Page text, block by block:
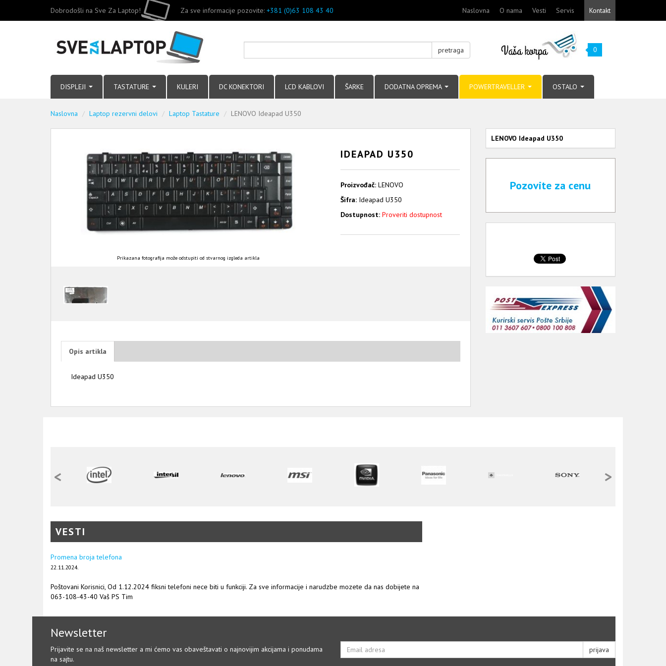
Dobrodošli na Sve Za Laptop! Za sve informacije pozovite: +381 (0)63 108 43 40 Naslovna O nama Vesti Servis Kontakt
pretraga 0
DISPLEJI TASTATURE KULERI DC KONEKTORI LCD KABLOVI ŠARKE DODATNA OPREMA POWERTRAVELLER OSTALO
Naslovna Laptop rezervni delovi Laptop Tastature LENOVO Ideapad U350
Prikazana fotografija može odstupiti od stvarnog izgleda artikla
IDEAPAD U350
Proizvođač:LENOVO
Šifra: Ideapad U350
Dostupnost: Proveriti dostupnost
Opis artikla
Ideapad U350
LENOVO Ideapad U350
Pozovite za cenu
< >
VESTI
Promena broja telefona
22.11.2024.
Poštovani Korisnici, Od 1.12.2024 fiksni telefoni nece biti u funkciji. Za sve informacije i narudzbe mozete da nas dobijete na
063-108-43-40 Vaš PS Tim
Newsletter
Prijavite se na naš newsletter a mi ćemo vas obaveštavati o najnovijim akcijama i ponudama
na sajtu.
prijava